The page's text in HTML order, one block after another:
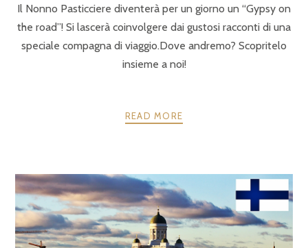
Il Nonno Pasticciere diventerà per un giorno un “Gypsy on
the road”! Si lascerà coinvolgere dai gustosi racconti di una
speciale compagna di viaggio.Dove andremo? Scopritelo
insieme a noi!
READ MORE